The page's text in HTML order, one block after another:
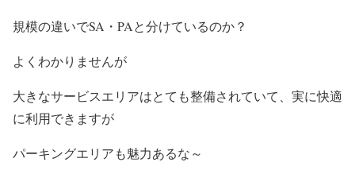
規模の違いでSA・PAと分けているのか？
よくわかりませんが
大きなサービスエリアはとても整備されていて、実に快適
に利用できますが
パーキングエリアも魅力あるな～